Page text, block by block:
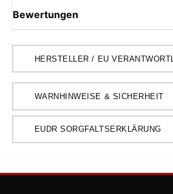
Bewertungen
HERSTELLER / EU
WARNHINWEISE & SICHERHEIT
EUDR SORGFALTSERKLÄRUNG